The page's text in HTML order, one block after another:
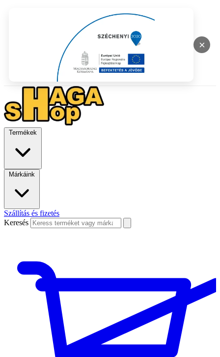
×
Termékek
Márkáink
Szállítás és fizetés
Keresés